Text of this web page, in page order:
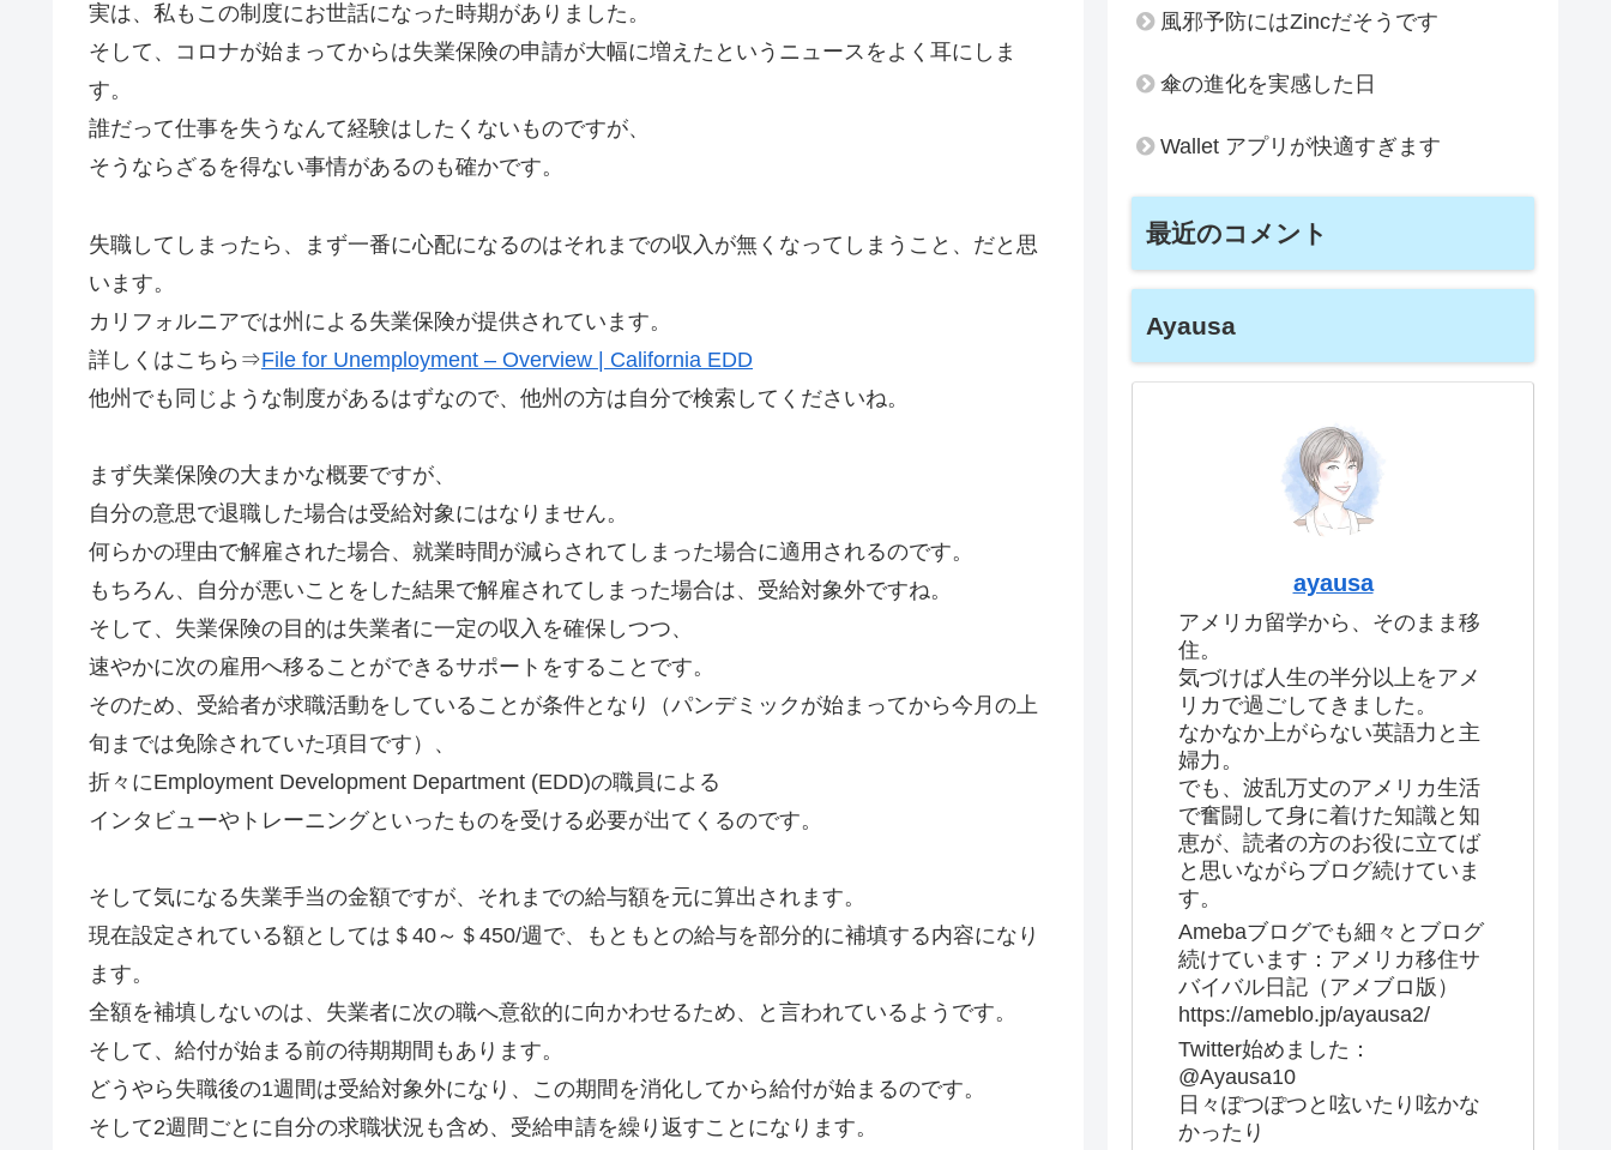
実は、私もこの制度にお世話になった時期がありました。
そして、コロナが始まってからは失業保険の申請が大幅に増えたというニュースをよく耳にしま
す。
誰だって仕事を失うなんて経験はしたくないものですが、
そうならざるを得ない事情があるのも確かです。
失職してしまったら、まず一番に心配になるのはそれまでの収入が無くなってしまうこと、だと思
います。
カリフォルニアでは州による失業保険が提供されています。
詳しくはこちら⇒File for Unemployment – Overview | California EDD
他州でも同じような制度があるはずなので、他州の方は自分で検索してくださいね。
まず失業保険の大まかな概要ですが、
自分の意思で退職した場合は受給対象にはなりません。
何らかの理由で解雇された場合、就業時間が減らされてしまった場合に適用されるのです。
もちろん、自分が悪いことをした結果で解雇されてしまった場合は、受給対象外ですね。
そして、失業保険の目的は失業者に一定の収入を確保しつつ、
速やかに次の雇用へ移ることができるサポートをすることです。
そのため、受給者が求職活動をしていることが条件となり（パンデミックが始まってから今月の上
旬までは免除されていた項目です）、
折々にEmployment Development Department (EDD)の職員による
インタビューやトレーニングといったものを受ける必要が出てくるのです。
そして気になる失業手当の金額ですが、それまでの給与額を元に算出されます。
現在設定されている額としては＄40～＄450/週で、もともとの給与を部分的に補填する内容になり
ます。
全額を補填しないのは、失業者に次の職へ意欲的に向かわせるため、と言われているようです。
そして、給付が始まる前の待期期間もあります。
どうやら失職後の1週間は受給対象外になり、この期間を消化してから給付が始まるのです。
そして2週間ごとに自分の求職状況も含め、受給申請を繰り返すことになります。
風邪予防にはZincだそうです
傘の進化を実感した日
Wallet アプリが快適すぎます
最近のコメント
Ayausa
ayausa
アメリカ留学から、そのまま移
住。
気づけば人生の半分以上をアメ
リカで過ごしてきました。
なかなか上がらない英語力と主
婦力。
でも、波乱万丈のアメリカ生活
で奮闘して身に着けた知識と知
恵が、読者の方のお役に立てば
と思いながらブログ続けていま
す。
Amebaブログでも細々とブログ
続けています：アメリカ移住サ
バイバル日記（アメブロ版）
https://ameblo.jp/ayausa2/
Twitter始めました：
@Ayausa10
日々ぽつぽつと呟いたり呟かな
かったり